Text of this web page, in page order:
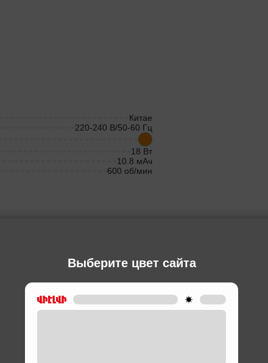
Выберите цвет сайта
Китае
220-240 В/50-60 Гц
18 Вт
10.8 мАч
600 об/мин